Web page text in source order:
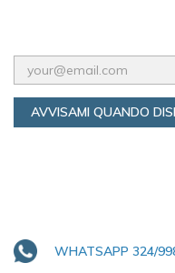
AVVISAMI QUANDO
WHATSAPP 324/